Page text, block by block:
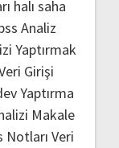
halı saha
Analiz
Yaptırmak
Girişi
Yaptırma
Makale
Notları Veri